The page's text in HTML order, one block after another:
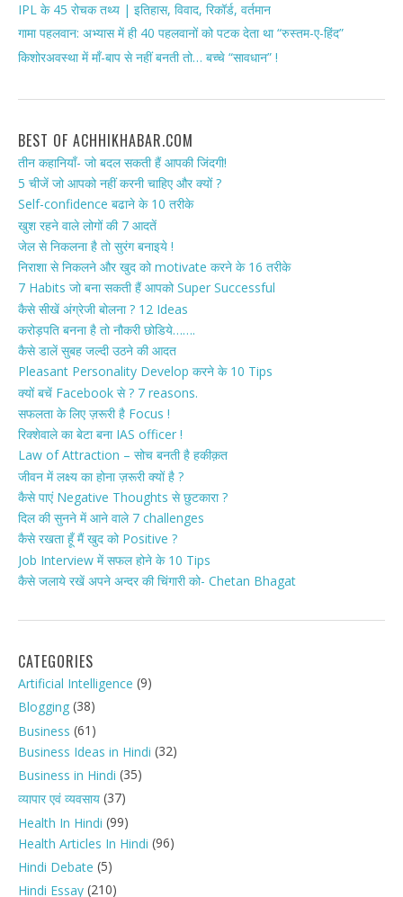
IPL के 45 रोचक तथ्य | इतिहास, विवाद, रिकॉर्ड, वर्तमान
गामा पहलवान: अभ्यास में ही 40 पहलवानों को पटक देता था “रुस्तम-ए-हिंद”
किशोरअवस्था में माँ-बाप से नहीं बनती तो… बच्चे “सावधान” !
BEST OF ACHHIKHABAR.COM
तीन कहानियाँ- जो बदल सकती हैं आपकी जिंदगी!
5 चीजें जो आपको नहीं करनी चाहिए और क्यों ?
Self-confidence बढाने के 10 तरीके
खुश रहने वाले लोगों की 7 आदतें
जेल से निकलना है तो सुरंग बनाइये !
निराशा से निकलने और खुद को motivate करने के 16 तरीके
7 Habits जो बना सकती हैं आपको Super Successful
कैसे सीखें अंग्रेजी बोलना ? 12 Ideas
करोड़पति बनना है तो नौकरी छोडिये…….
कैसे डालें सुबह जल्दी उठने की आदत
Pleasant Personality Develop करने के 10 Tips
क्यों बचें Facebook से ? 7 reasons.
सफलता के लिए ज़रूरी है Focus !
रिक्शेवाले का बेटा बना IAS officer !
Law of Attraction – सोच बनती है हकीक़त
जीवन में लक्ष्य का होना ज़रूरी क्यों है ?
कैसे पाएं Negative Thoughts से छुटकारा ?
दिल की सुनने में आने वाले 7 challenges
कैसे रखता हूँ मैं खुद को Positive ?
Job Interview में सफल होने के 10 Tips
कैसे जलाये रखें अपने अन्दर की चिंगारी को- Chetan Bhagat
CATEGORIES
Artificial Intelligence (9)
Blogging (38)
Business (61)
Business Ideas in Hindi (32)
Business in Hindi (35)
व्यापार एवं व्यवसाय (37)
Health In Hindi (99)
Health Articles In Hindi (96)
Hindi Debate (5)
Hindi Essay (210)